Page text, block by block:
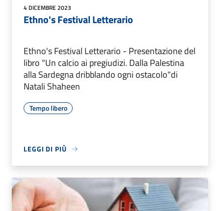
4 DICEMBRE 2023
Ethno's Festival Letterario
Ethno's Festival Letterario - Presentazione del
libro "Un calcio ai pregiudizi. Dalla Palestina
alla Sardegna dribblando ogni ostacolo"di
Natali Shaheen
Tempo libero
LEGGI DI PIÙ